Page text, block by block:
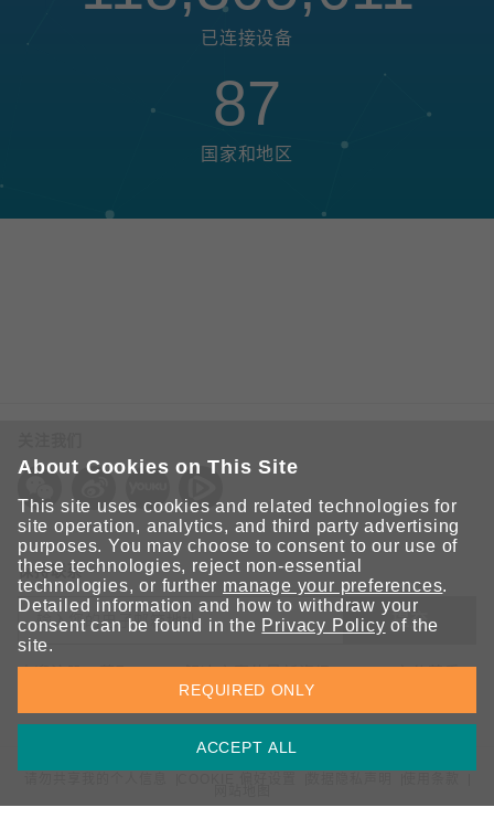
已连接设备
87
国家和地区
保持联系
提交
欢迎注册，获取 Moxa 解决方案的最新资讯。Moxa 充分尊重
您的隐私，绝不会透露您的邮箱信息。
About Cookies on This Site
This site uses cookies and related technologies for
site operation, analytics, and third party advertising
purposes. You may choose to consent to our use of
these technologies, reject non-essential
technologies, or further manage your preferences.
Detailed information and how to withdraw your
consent can be found in the Privacy Policy of the
site.
ACCEPT ALL
REQUIRED ONLY